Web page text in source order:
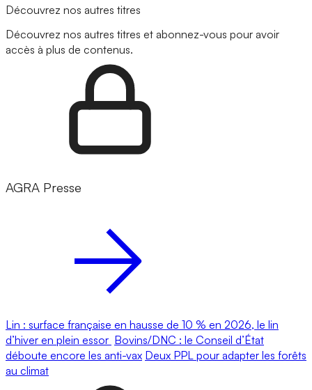
Découvrez nos autres titres
Découvrez nos autres titres et abonnez-vous pour avoir
accès à plus de contenus.
AGRA Presse
Lin : surface française en hausse de 10 % en 2026, le lin
d’hiver en plein essor Bovins/DNC : le Conseil d’État
déboute encore les anti-vax Deux PPL pour adapter les forêts
au climat